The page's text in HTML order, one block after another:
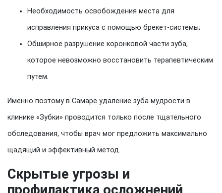
Необходимость освобождения места для
исправления прикуса с помощью брекет-системы;
Обширное разрушение коронковой части зуба,
которое невозможно восстановить терапевтическим
путем.
Именно поэтому в Самаре удаление зуба мудрости в
клинике «Зубки» проводится только после тщательного
обследования, чтобы врач мог предложить максимально
щадящий и эффективный метод.
Скрытые угрозы и